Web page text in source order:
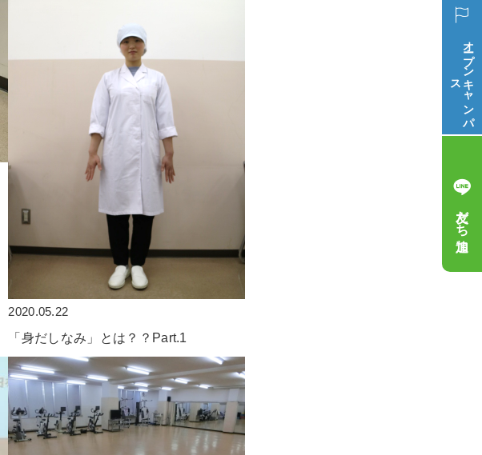
2020.05.22
「身だしなみ」とは？？Part.1
オープン
キ
ャ
ン
パ
ス
友だち追加